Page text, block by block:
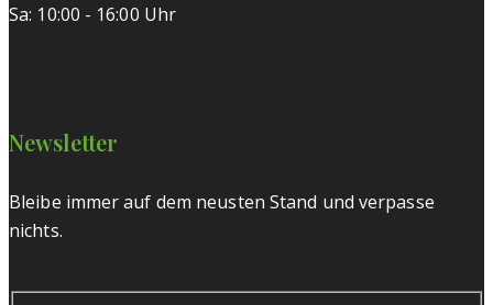
Sa: 10:00 - 16:00 Uhr
Newsletter
Bleibe immer auf dem neusten Stand und verpasse
nichts.